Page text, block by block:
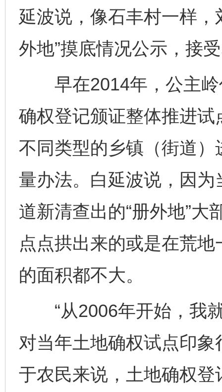
延波说，像石丰村一样，
外地”摸底情况公示，接
早在2014年，公主岭
确权登记颁证整体推进
不同类型的乡镇（街道
量办法。白延波说，因
道新清查出的“册外地”
点点拱出来的或是在荒
的面积都不大。
“从2006年开始，我就
对当年土地确权试点印
于农民来说，土地确权